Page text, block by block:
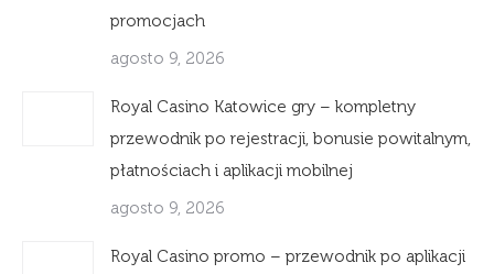
promocjach
agosto 9, 2026
Royal Casino Katowice gry – kompletny
przewodnik po rejestracji, bonusie powitalnym,
płatnościach i aplikacji mobilnej
agosto 9, 2026
Royal Casino promo – przewodnik po aplikacji